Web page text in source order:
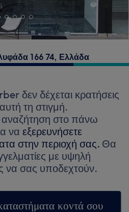
166 74, Ελλάδα
δεν δέχεται κρατήσεις
τη στιγμή.
αναζήτηση στο πάνω
να εξερευνήσετε
στην περιοχή σας. Θα
με υψηλή
να σας υποδεχτούν.
κοντά σου